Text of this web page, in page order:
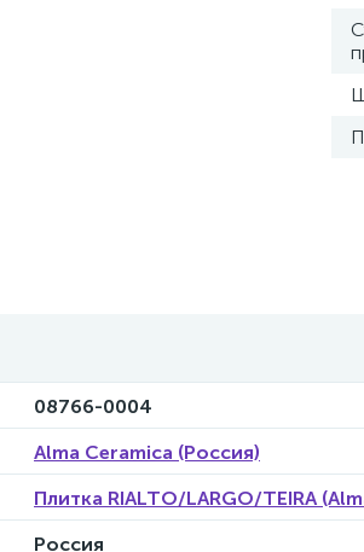
08766-0004
Alma Ceramica (Россия)
Плитка RIALTO/LARGO/TEIRA
Россия